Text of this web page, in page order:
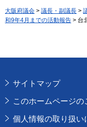
大阪府議会 > 議長・副議長 >
和9年4月までの活動報告 > 台
サイトマップ
このホームページの
個人情報の取り扱い